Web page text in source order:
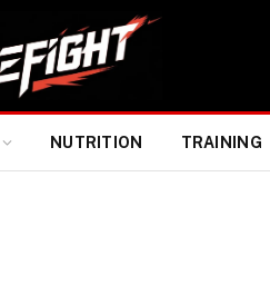
NUTRITION TRAINING